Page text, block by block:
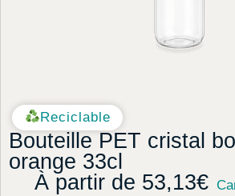
Reciclable
Bouteille PET cristal
orange 33cl
À partir de 53,13€